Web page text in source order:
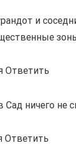
и
Ответить
ничего не
Ответить